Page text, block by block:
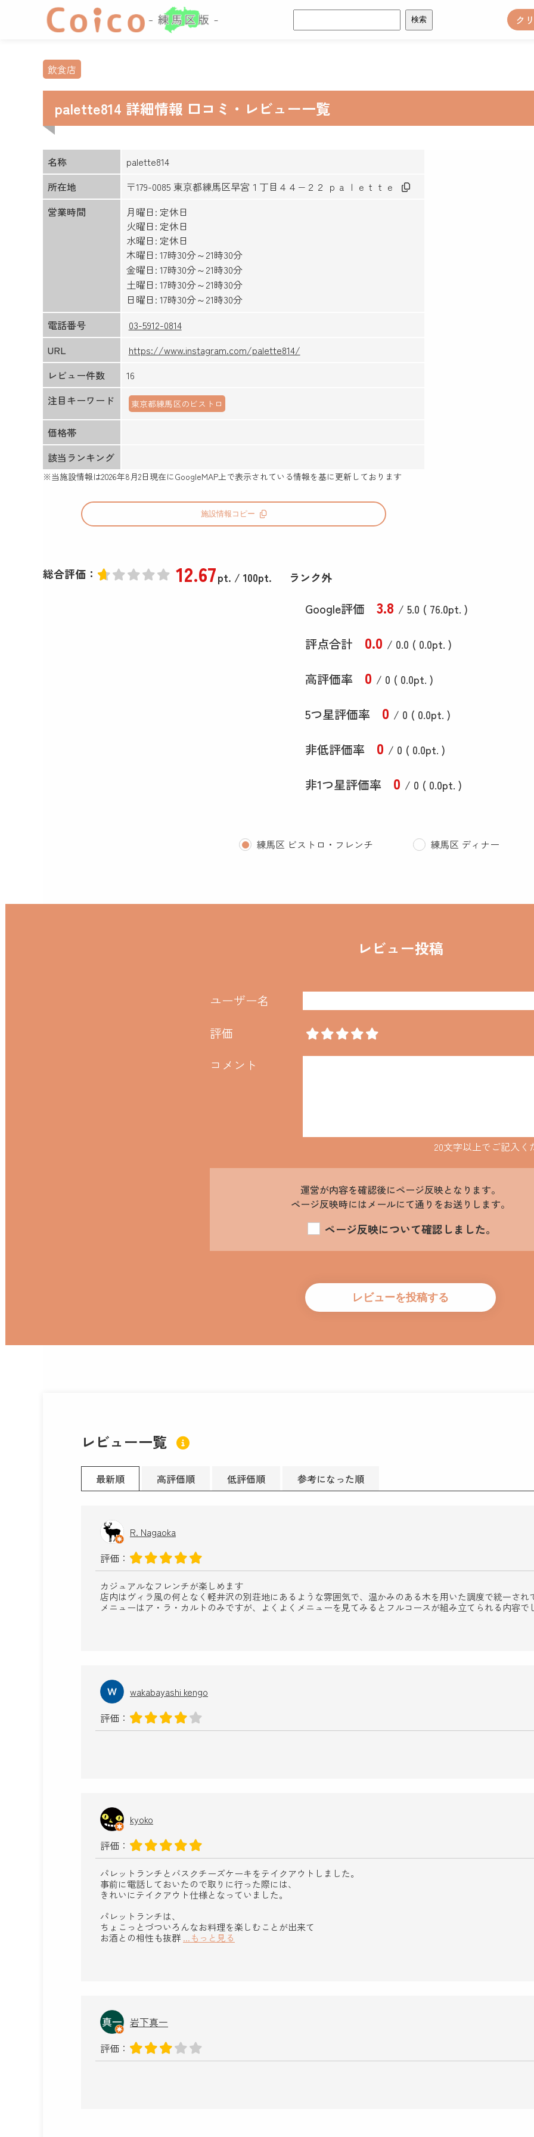
索:
ク
飲食店
palette814 詳細情報 口コミ・レビュー一覧
名称
palette814
所在地
〒179-0085 東京都練馬区早宮１丁目４４−２２ ｐａｌｅｔｔｅ
営業時間
月曜日: 定休日
火曜日: 定休日
水曜日: 定休日
木曜日: 17時30分～21時30分
金曜日: 17時30分～21時30分
土曜日: 17時30分～21時30分
日曜日: 17時30分～21時30分
電話番号
03-5912-0814
URL
https://www.instagram.com/palette814/
レビュー件数
16
注目キーワード
東京都練馬区のビストロ
価格帯
該当ランキング
※当施設情報は2026年8月2日現在にGoogleMAP上で表示されている情報を基に更新しております
施設情報コピー
総合評価： 12.67pt. / 100pt. ランク外
Google評価 3.8 / 5.0 ( 76.0pt. )
評点合計 0.0 / 0.0 ( 0.0pt. )
高評価率 0 / 0 ( 0.0pt. )
5つ星評価率 0 / 0 ( 0.0pt. )
非低評価率 0 / 0 ( 0.0pt. )
非1つ星評価率 0 / 0 ( 0.0pt. )
練馬区 ビストロ・フレンチ 練馬区 ディナー
レビュー投稿
ユーザー名
評価
コメント
20文字以上でご記入く
運営が内容を確認後にページ反映となります。
ページ反映時にはメールにて通りをお送りします。
ページ反映について確認しました。
レビュー一覧
最新順 高評価順 低評価順 参考になった順
R. Nagaoka
評価：
カジュアルなフレンチが楽しめます
店内はヴィラ風の何となく軽井沢の別荘地にあるような雰囲気で、温かみのある木を用いた調度で統一され
メニューはア・ラ・カルトのみですが、よくよくメニューを見てみるとフルコースが組み立てられる内容で
wakabayashi kengo
評価：
kyoko
評価：
パレットランチとバスクチーズケーキをテイクアウトしました。
事前に電話しておいたので取りに行った際には、
きれいにテイクアウト仕様となっていました。
パレットランチは、
ちょこっとづついろんなお料理を楽しむことが出来て
お酒との相性も抜群 ...もっと見る
岩下真一
評価：